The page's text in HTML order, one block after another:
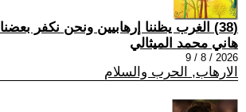
(38) الغرب يظننا إرهابيين ونحن نكفر بعضنا !!
هاني محمد الميثالي
2026 / 8 / 9
الارهاب, الحرب والسلام